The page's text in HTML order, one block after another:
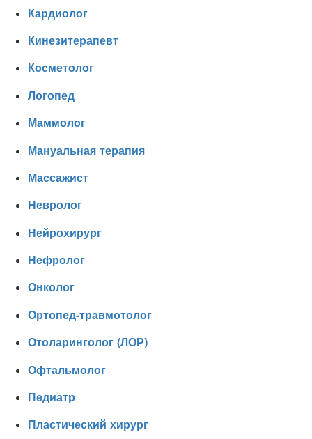
Кардиолог
Кинезитерапевт
Косметолог
Логопед
Маммолог
Мануальная терапия
Массажист
Невролог
Нейрохирург
Нефролог
Онколог
Ортопед-травмотолог
Отоларинголог (ЛОР)
Офтальмолог
Педиатр
Пластический хирург